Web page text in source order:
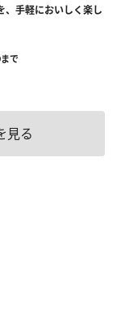
、手軽においしく楽し
で
見る